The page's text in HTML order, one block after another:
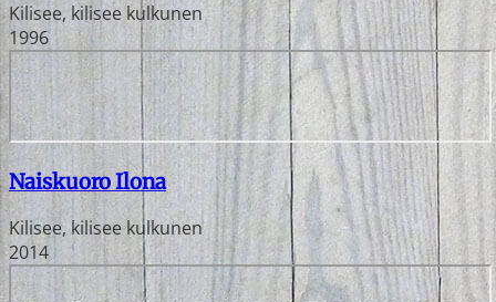
Kilisee, kilisee kulkunen
1996
Naiskuoro Ilona
Kilisee, kilisee kulkunen
2014